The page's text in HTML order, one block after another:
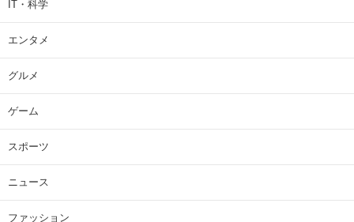
IT・科学
エンタメ
グルメ
ゲーム
スポーツ
ニュース
ファッション